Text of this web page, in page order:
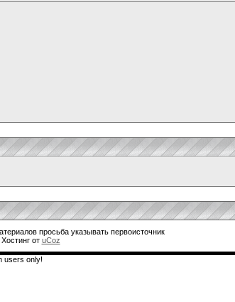
просьба указывать первоисточник
Хостинг от uCoz
users only!